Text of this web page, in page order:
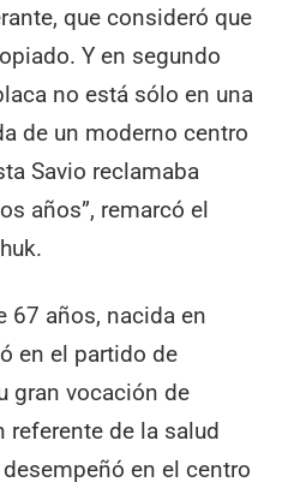
que consideró que
Y en segundo
no está sólo en una
de un moderno centro
Savio reclamaba
años”, remarcó el
67 años, nacida en
en el partido de
gran vocación de
referente de la salud
en el centro